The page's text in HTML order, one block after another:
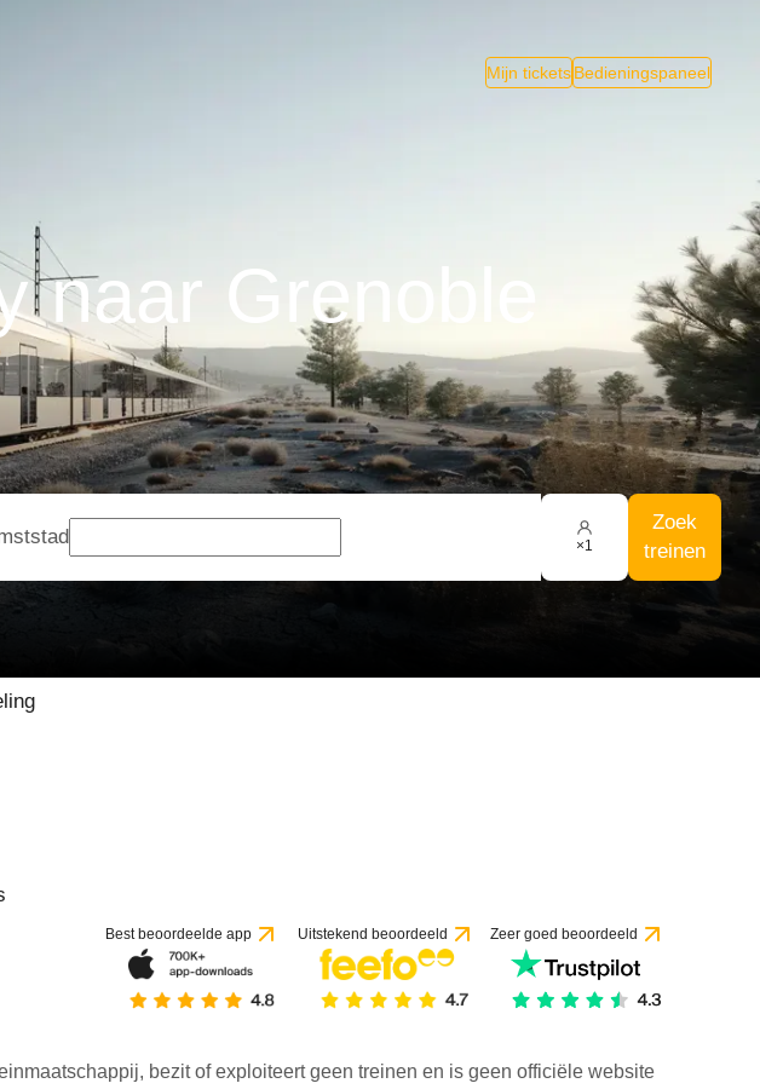
Mijn ticketsBedieningspaneel
naar Grenoble
×1
Zoek
treinen
Best beoordeelde app Uitstekend beoordeeld Zeer goed beoordeeld
bezit of exploiteert geen treinen en is geen officiële website